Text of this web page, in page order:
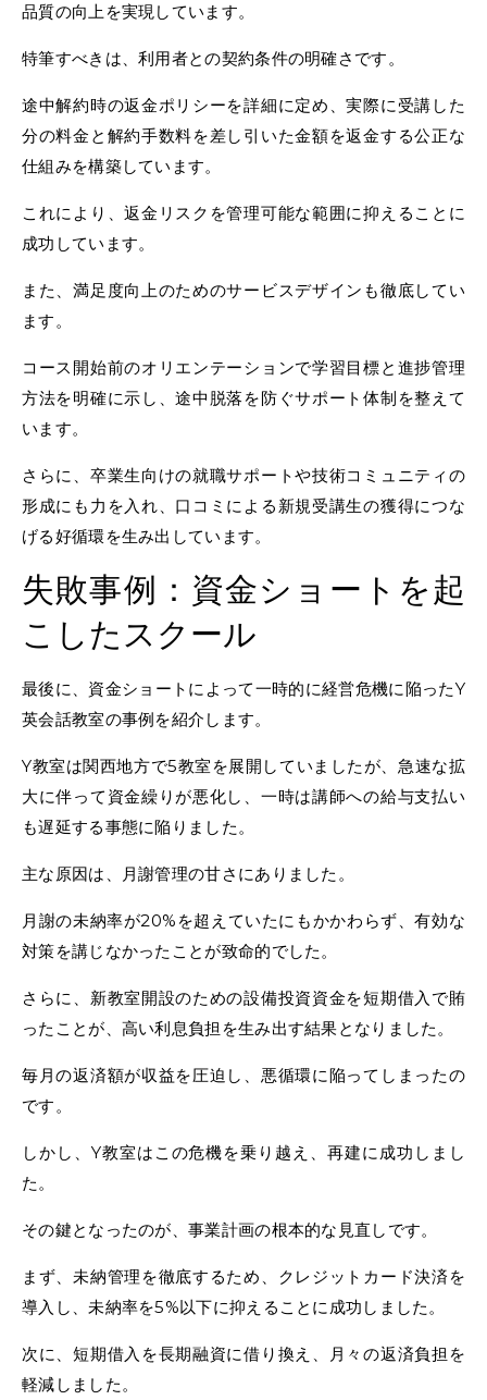
品質の向上を実現しています。
特筆すべきは、利用者との契約条件の明確さです。
途中解約時の返金ポリシーを詳細に定め、実際に受講した
分の料金と解約手数料を差し引いた金額を返金する公正な
仕組みを構築しています。
これにより、返金リスクを管理可能な範囲に抑えることに
成功しています。
また、満足度向上のためのサービスデザインも徹底してい
ます。
コース開始前のオリエンテーションで学習目標と進捗管理
方法を明確に示し、途中脱落を防ぐサポート体制を整えて
います。
さらに、卒業生向けの就職サポートや技術コミュニティの
形成にも力を入れ、口コミによる新規受講生の獲得につな
げる好循環を生み出しています。
失敗事例：資金ショートを起
こしたスクール
最後に、資金ショートによって一時的に経営危機に陥ったY
英会話教室の事例を紹介します。
Y教室は関西地方で5教室を展開していましたが、急速な拡
大に伴って資金繰りが悪化し、一時は講師への給与支払い
も遅延する事態に陥りました。
主な原因は、月謝管理の甘さにありました。
月謝の未納率が20%を超えていたにもかかわらず、有効な
対策を講じなかったことが致命的でした。
さらに、新教室開設のための設備投資資金を短期借入で賄
ったことが、高い利息負担を生み出す結果となりました。
毎月の返済額が収益を圧迫し、悪循環に陥ってしまったの
です。
しかし、Y教室はこの危機を乗り越え、再建に成功しまし
た。
その鍵となったのが、事業計画の根本的な見直しです。
まず、未納管理を徹底するため、クレジットカード決済を
導入し、未納率を5%以下に抑えることに成功しました。
次に、短期借入を長期融資に借り換え、月々の返済負担を
軽減しました。